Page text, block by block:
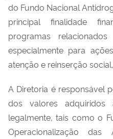
do Fundo Nacional
principal finalidade
programas
especialmente para
atenção e reinserção
A Diretoria é responsável
dos valores adquiridos
legalmente, tais como o
Operacionalização das